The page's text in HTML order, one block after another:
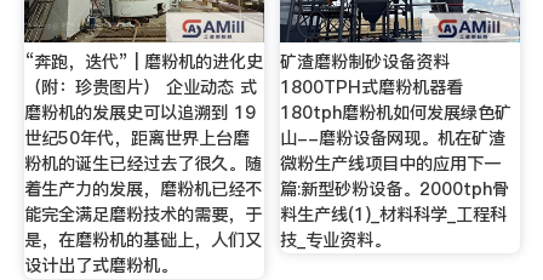
“奔跑，迭代” | 磨粉机的进化史
（附：珍贵图片） 企业动态 式
磨粉机的发展史可以追溯到 19
世纪50年代，距离世界上台磨
粉机的诞生已经过去了很久。随
着生产力的发展，磨粉机已经不
能完全满足磨粉技术的需要，于
是，在磨粉机的基础上，人们又
设计出了式磨粉机。
矿渣磨粉制砂设备资料
1800TPH式磨粉机器看
180tph磨粉机如何发展绿色矿
山--磨粉设备网现。机在矿渣
微粉生产线项目中的应用下一
篇:新型砂粉设备。2000tph骨
料生产线(1)_材料科学_工程科
技_专业资料。